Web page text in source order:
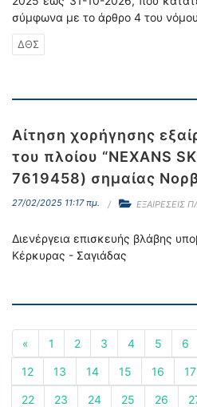
σύμφωνα με το άρθρο 4 του
ΔΘΣ
Αίτηση χορήγησης
του πλοίου “NEXANS
7619458) σημαίας
27/02/2025 11:17 πμ. ΕΞΑΙΡΕΣΕΙΣ
Διενέργεια επισκευής βλάβης
Κέρκυρας - Σαγιάδας
« 1 2 3 4 5 6
12 13 14 15 16 17
22 23 24 25 26